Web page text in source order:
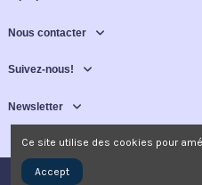
Nous contacter
Suivez-nous!
Newsletter
Ce site utilise des cookies pour
Accept